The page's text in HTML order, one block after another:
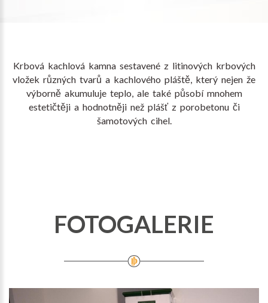
Krbová kachlová kamna sestavené z litinových krbových
vložek různých tvarů a kachlového pláště, který nejen že
výborně akumuluje teplo, ale také působí mnohem
estetičtěji a hodnotněji než plášť z porobetonu či
šamotových cihel.
FOTOGALERIE